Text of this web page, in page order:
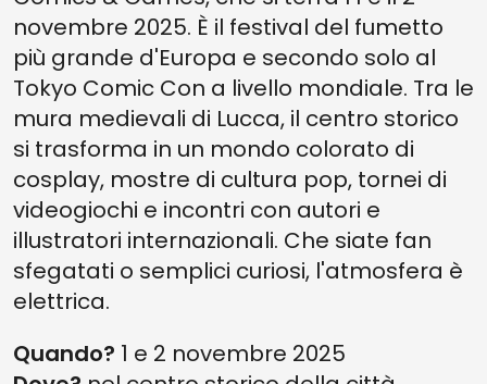
novembre 2025. È il festival del fumetto
più grande d'Europa e secondo solo al
Tokyo Comic Con a livello mondiale. Tra le
mura medievali di Lucca, il centro storico
si trasforma in un mondo colorato di
cosplay, mostre di cultura pop, tornei di
videogiochi e incontri con autori e
illustratori internazionali. Che siate fan
sfegatati o semplici curiosi, l'atmosfera è
elettrica.
Quando? 1 e 2 novembre 2025